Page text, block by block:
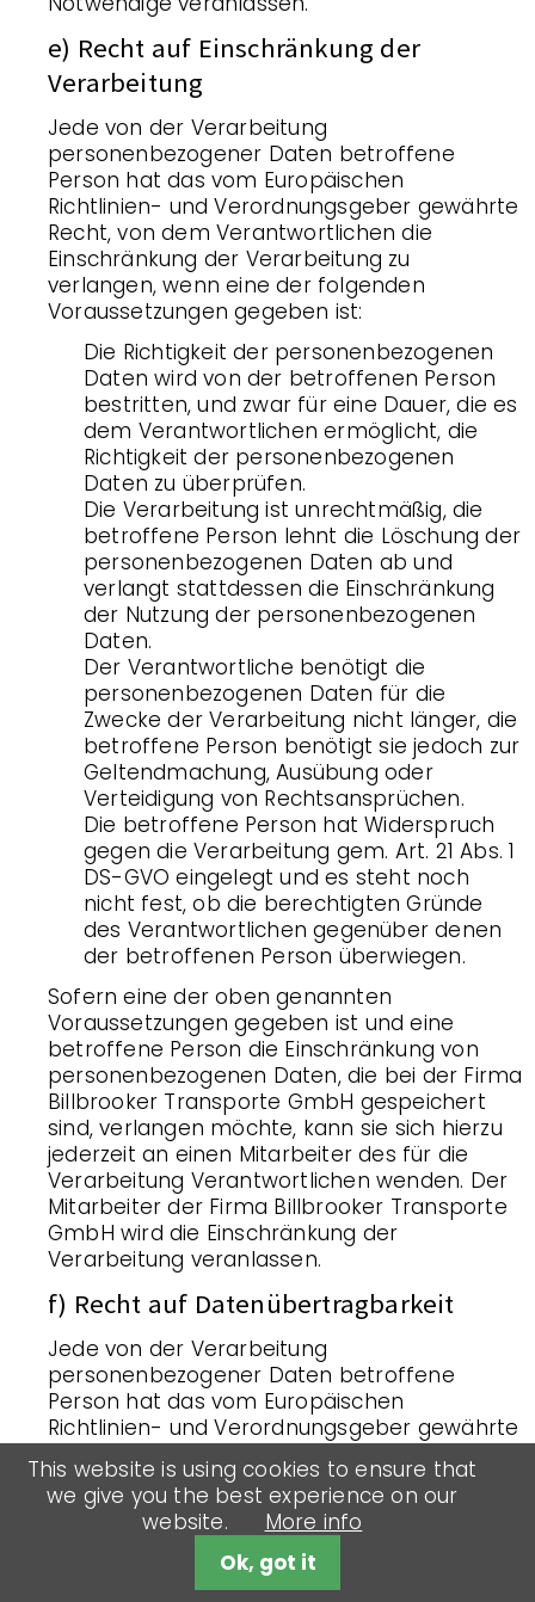
e) Recht auf Einschränkung der
Verarbeitung
Jede von der Verarbeitung
personenbezogener Daten betroffene
Person hat das vom Europäischen
Richtlinien- und Verordnungsgeber gewährte
Recht, von dem Verantwortlichen die
Einschränkung der Verarbeitung zu
verlangen, wenn eine der folgenden
Voraussetzungen gegeben ist:
Die Richtigkeit der personenbezogenen
Daten wird von der betroffenen Person
bestritten, und zwar für eine Dauer, die es
dem Verantwortlichen ermöglicht, die
Richtigkeit der personenbezogenen
Daten zu überprüfen.
Die Verarbeitung ist unrechtmäßig, die
betroffene Person lehnt die Löschung der
personenbezogenen Daten ab und
verlangt stattdessen die Einschränkung
der Nutzung der personenbezogenen
Daten.
Der Verantwortliche benötigt die
personenbezogenen Daten für die
Zwecke der Verarbeitung nicht länger, die
betroffene Person benötigt sie jedoch zur
Geltendmachung, Ausübung oder
Verteidigung von Rechtsansprüchen.
Die betroffene Person hat Widerspruch
gegen die Verarbeitung gem. Art. 21 Abs. 1
DS-GVO eingelegt und es steht noch
nicht fest, ob die berechtigten Gründe
des Verantwortlichen gegenüber denen
der betroffenen Person überwiegen.
Sofern eine der oben genannten
Voraussetzungen gegeben ist und eine
betroffene Person die Einschränkung von
personenbezogenen Daten, die bei der Firma
Billbrooker Transporte GmbH gespeichert
sind, verlangen möchte, kann sie sich hierzu
jederzeit an einen Mitarbeiter des für die
Verarbeitung Verantwortlichen wenden. Der
Mitarbeiter der Firma Billbrooker Transporte
GmbH wird die Einschränkung der
Verarbeitung veranlassen.
f) Recht auf Datenübertragbarkeit
Jede von der Verarbeitung
personenbezogener Daten betroffene
Person hat das vom Europäischen
Richtlinien- und Verordnungsgeber gewährte
Recht, die sie betreffenden
personenbezogenen Daten, welche durch
die betroffene Person einem
Verantwortlichen bereitgestellt wurden, in
einem strukturierten, gängigen und
maschinenlesbaren Format zu erhalten. Sie
This website is using cookies to ensure that
we give you the best experience on our
website.
More info
Ok, got it